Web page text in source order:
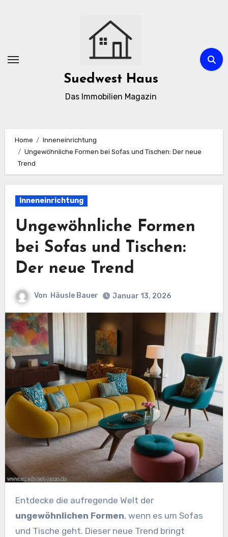
Suedwest Haus
Das Immobilien Magazin
Home
Inneneinrichtung
Ungewöhnliche Formen bei Sofas und Tischen: Der neue
Trend
Inneneinrichtung
Ungewöhnliche Formen
bei Sofas und Tischen:
Der neue Trend
Von Häusle Bauer Januar 13, 2026
Entdecke die aufregende Welt der
ungewöhnlichen Formen, wenn es um Sofas
und Tische geht. Dieser neue Trend bringt